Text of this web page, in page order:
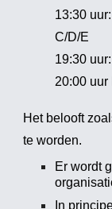
13:30
C/D/E
19:30
20:00 uur
Het belooft
te worden.
Er wordt
In